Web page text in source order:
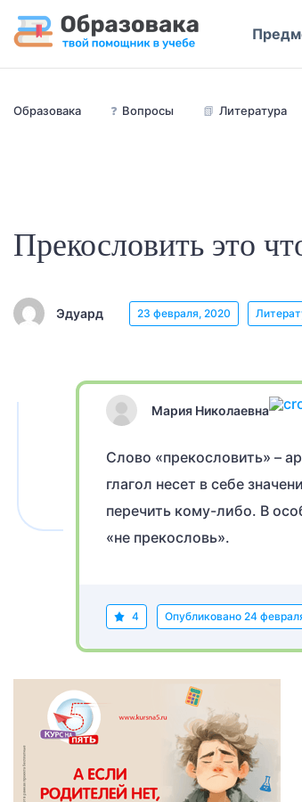
Образовака ❓ Вопросы 📗 Литература
Прекословить это
Эдуард 23 февраля, 2020
Мария Николаевна
Слово «прекословить» –
глагол несет в себе
перечить кому-либо. В
«не прекословь».
4 Опубликовано 24